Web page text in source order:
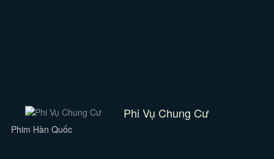
Phi Vụ Chung Cư
Phim Hàn Quốc